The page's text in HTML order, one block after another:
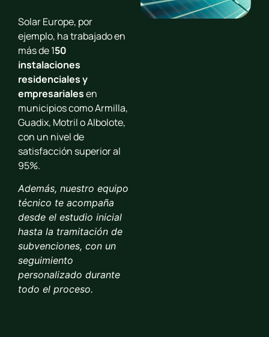
Solar Europe, por
ejemplo, ha trabajado en
más de150
instalaciones
residenciales y
empresarialesen
municipios como Armilla,
Guadix, Motril o Albolote,
con un nivel de
satisfacción superior al
95%.
Además, nuestro equipo
técnico te acompaña
desde el estudio inicial
hasta la tramitación de
subvenciones, con un
seguimiento
personalizado durante
todo el proceso.